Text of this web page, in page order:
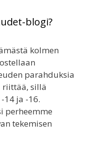
blogi?
kolmen
parahduksia
riittää, sillä
14 ja -16.
perheemme
tekemisen